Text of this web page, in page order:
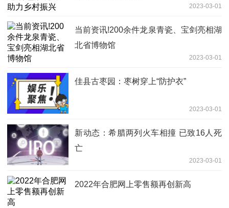
2023-03-01
当前资讯!200余件龙泉青瓷、宝剑亮相湖
北省博物馆
2023-03-01
佳县古枣园：枣树穿上“防护衣”
2023-03-01
新动态：希腊两列火车相撞 已致16人死
亡
2023-03-01
2022年合肥网上零售额再创新高